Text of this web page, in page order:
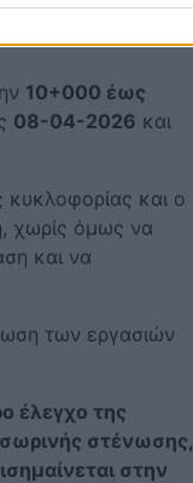
06-04-2026και
10+000 έως
08-04-2026 και
κυκλοφορίας και ο
χωρίς όμως να
και να
των εργασιών
έλεγχο της
στένωσης,
στην